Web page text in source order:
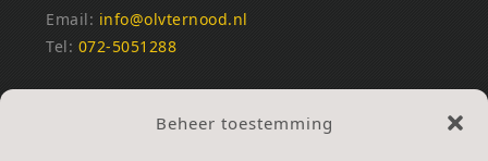
Beheer toestemming
Email: info@olvternood.nl
Tel: 072-5051288
REKENINGNUMMERS
NL25INGB0000672168